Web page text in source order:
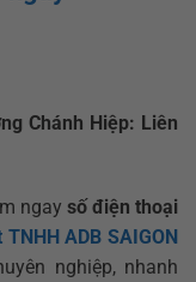
Chánh Hiệp: Liên
ngay số điện thoại
ADB SAIGON
nghiệp, nhanh